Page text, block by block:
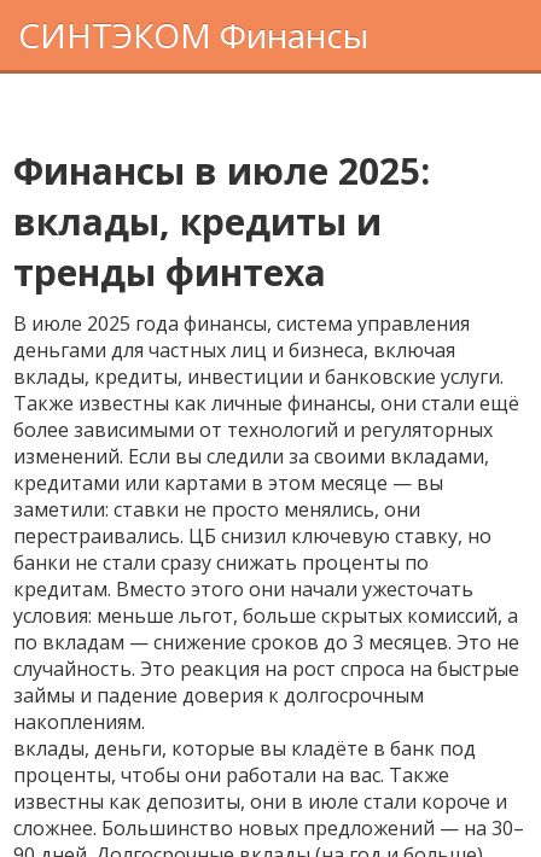
СИНТЭКОМ Финансы
Финансы в июле 2025:
вклады, кредиты и
тренды финтеха
В июле 2025 годафинансы,система управления
деньгами для частных лиц и бизнеса, включая
вклады, кредиты, инвестиции и банковские услуги.
Также известны какличные финансы, они стали ещё
более зависимыми от технологий и регуляторных
изменений. Если вы следили за своими вкладами,
кредитами или картами в этом месяце — вы
заметили: ставки не просто менялись, они
перестраивались. ЦБ снизил ключевую ставку, но
банки не стали сразу снижать проценты по
кредитам. Вместо этого они начали ужесточать
условия: меньше льгот, больше скрытых комиссий, а
по вкладам — снижение сроков до 3 месяцев. Это не
случайность. Это реакция на рост спроса на быстрые
займы и падение доверия к долгосрочным
накоплениям.
вклады,деньги, которые вы кладёте в банк под
проценты, чтобы они работали на вас. Также
известны какдепозиты, они в июле стали короче и
сложнее. Большинство новых предложений — на 30–